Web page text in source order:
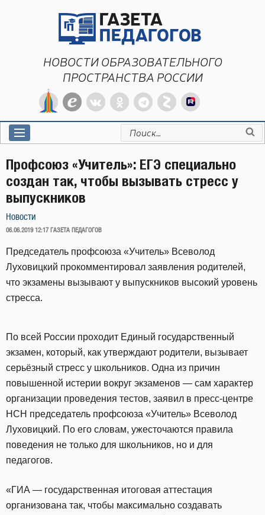
НОВОСТИ ОБРАЗОВАТЕЛЬНОГО
ПРОСТРАНСТВА РОССИИ
Искать:
Профсоюз «Учитель»: ЕГЭ специально
создан так, чтобы вызывать стресс у
выпускников
Новости
ОПУБЛИКОВАНО
06.06.2019 12:17 ГАЗЕТА ПЕДАГОГОВ
Председатель профсоюза «Учитель» Всеволод
Луховицкий прокомментировал заявления родителей,
что экзамены вызывают у выпускников высокий уровень
стресса.
По всей России проходит Единый государственный
экзамен, который, как утверждают родители, вызывает
серьёзный стресс у школьников. Одна из причин
повышенной истерии вокруг экзаменов — сам характер
организации проведения тестов, заявил в пресс-центре
НСН председатель профсоюза «Учитель» Всеволод
Луховицкий. По его словам, ужесточаются правила
поведения не только для школьников, но и для
педагогов.
«ГИА — государственная итоговая аттестация
организована так, чтобы максимально создавать